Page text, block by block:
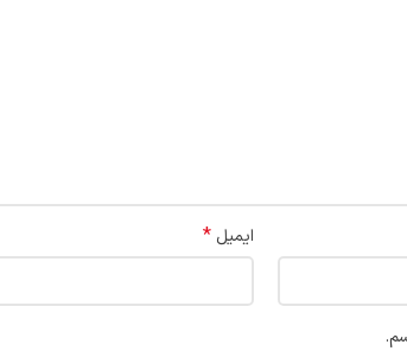
ایمیل *